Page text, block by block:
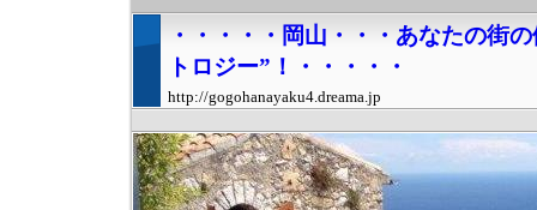
・・・・・岡山・・・あなたの街
トロジー”！・・・・・
http://gogohanayaku4.dreama.jp